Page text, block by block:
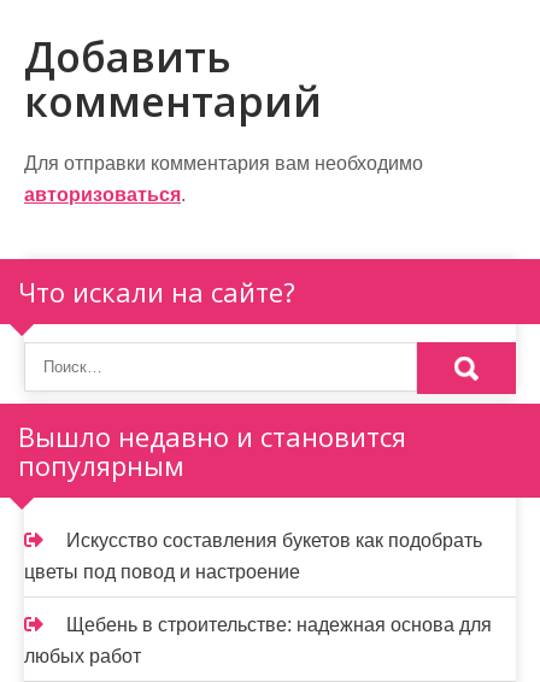
и
г
а
ц
и
я
п
о
з
а
п
и
с
я
м
Добавить
комментарий
Для отправки комментария вам необходимо
авторизоваться.
Что искали на сайте?
Вышло недавно и становится
популярным
Искусство составления букетов как подобрать
цветы под повод и настроение
Щебень в строительстве: надежная основа для
любых работ